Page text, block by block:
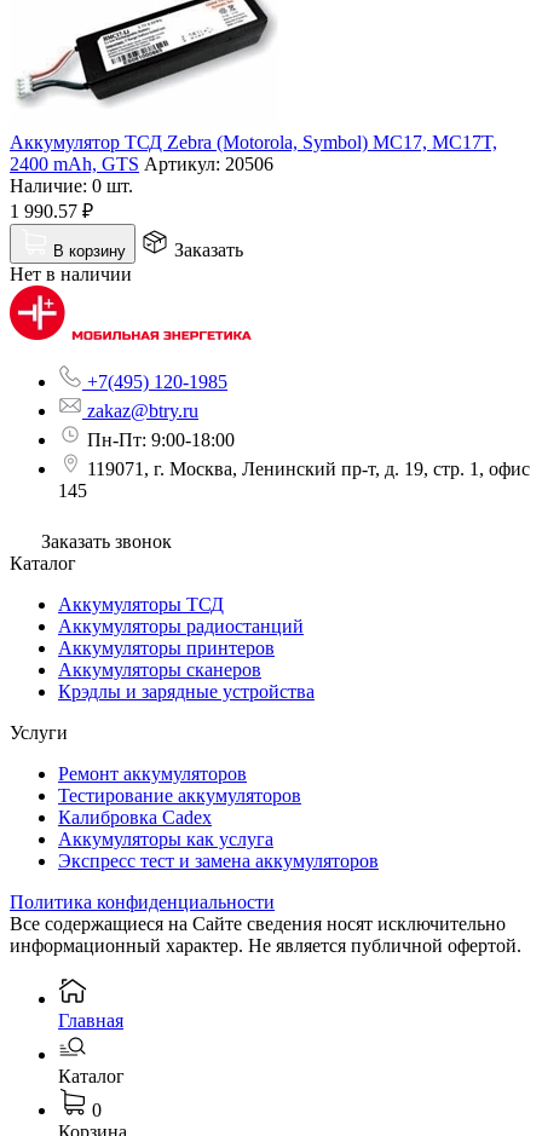
Аккумулятор ТСД Zebra (Motorola, Symbol) MC17, MC17T,
2400 mAh, GTS Артикул: 20506
Наличие: 0 шт.
1 990.57 ₽
В корзину
Заказать
Нет в наличии
+7(495) 120-1985
zakaz@btry.ru
Пн-Пт: 9:00-18:00
119071, г. Москва, Ленинский пр-т, д. 19, стр. 1, офис
145
Заказать звонок
Каталог
Аккумуляторы ТСД
Аккумуляторы радиостанций
Аккумуляторы принтеров
Аккумуляторы сканеров
Крэдлы и зарядные устройства
Услуги
Ремонт аккумуляторов
Тестирование аккумуляторов
Калибровка Cadex
Аккумуляторы как услуга
Экспресс тест и замена аккумуляторов
Политика конфиденциальности
Все содержащиеся на Сайте сведения носят исключительно
информационный характер. Не является публичной офертой.
Главная
Каталог
0
Корзина